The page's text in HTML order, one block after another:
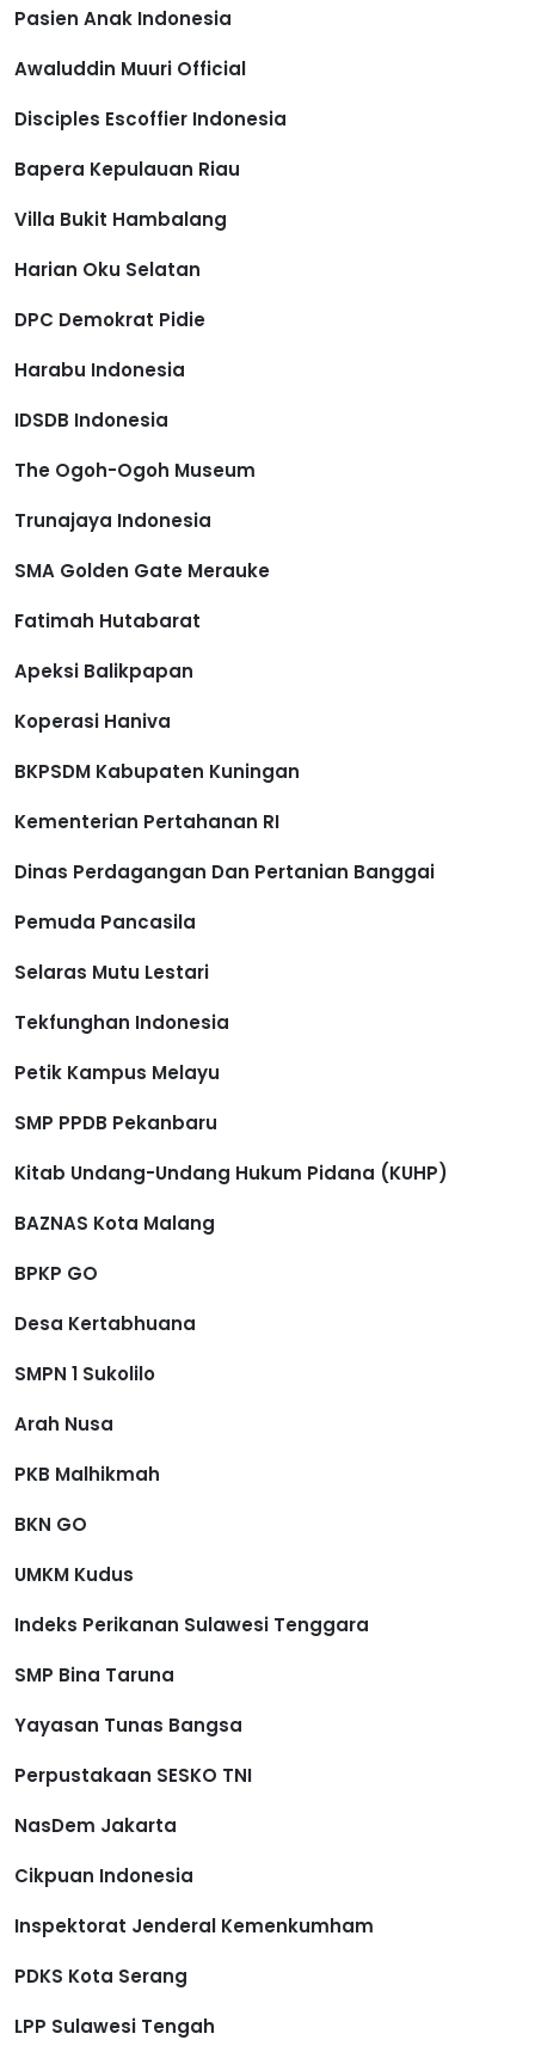
Pasien Anak Indonesia
Awaluddin Muuri Official
Disciples Escoffier Indonesia
Bapera Kepulauan Riau
Villa Bukit Hambalang
Harian Oku Selatan
DPC Demokrat Pidie
Harabu Indonesia
IDSDB Indonesia
The Ogoh-Ogoh Museum
Trunajaya Indonesia
SMA Golden Gate Merauke
Fatimah Hutabarat
Apeksi Balikpapan
Koperasi Haniva
BKPSDM Kabupaten Kuningan
Kementerian Pertahanan RI
Dinas Perdagangan Dan Pertanian Banggai
Pemuda Pancasila
Selaras Mutu Lestari
Tekfunghan Indonesia
Petik Kampus Melayu
SMP PPDB Pekanbaru
Kitab Undang-Undang Hukum Pidana (KUHP)
BAZNAS Kota Malang
BPKP GO
Desa Kertabhuana
SMPN 1 Sukolilo
Arah Nusa
PKB Malhikmah
BKN GO
UMKM Kudus
Indeks Perikanan Sulawesi Tenggara
SMP Bina Taruna
Yayasan Tunas Bangsa
Perpustakaan SESKO TNI
NasDem Jakarta
Cikpuan Indonesia
Inspektorat Jenderal Kemenkumham
PDKS Kota Serang
LPP Sulawesi Tengah